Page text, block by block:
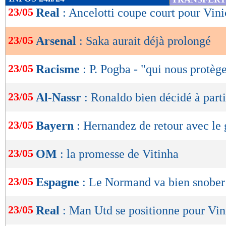
de
OK
23/05 Real : Ancelotti coupe court pour
23/05 Arsenal : Saka aurait déjà prolongé
23/05 Racisme : P. Pogba - "qui nous
23/05 Al-Nassr : Ronaldo bien décidé à
23/05 Bayern : Hernandez de retour avec le
23/05 OM : la promesse de Vitinha
23/05 Espagne : Le Normand va bien
23/05 Real : Man Utd se positionne pour